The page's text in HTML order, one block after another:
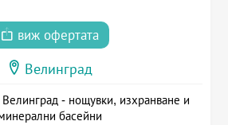
виж офертата
Велинград
- нощувки, изхранване и
басейни